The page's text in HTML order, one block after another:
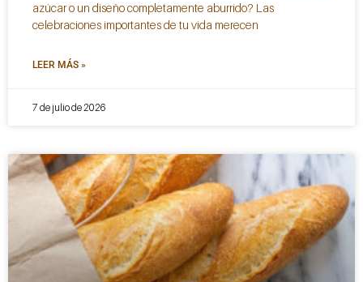
azúcar o un diseño completamente aburrido? Las
celebraciones importantes de tu vida merecen
LEER MÁS »
7 de julio de 2026